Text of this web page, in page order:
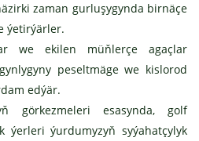
zaman gurluşygynda birnäçe
ýetirýärler.
we ekilen müňlerçe agaçlar
peseltmäge we kislorod
edýär.
görkezmeleri esasynda, golf
ýerleri ýurdumyzyň syýahatçylyk